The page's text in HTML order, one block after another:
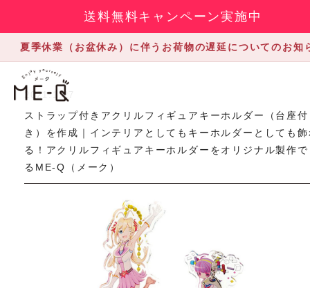
送料無料キャンペーン実施中
夏季休業（お盆休み）に伴うお荷物の遅延についてのお知
2021.1.27
ストラップ付きアクリルフィギュアキーホルダー（台座付
き）を作成｜インテリアとしてもキーホルダーとしても
る！アクリルフィギュアキーホルダーをオリジナル製作
るME-Q（メーク）